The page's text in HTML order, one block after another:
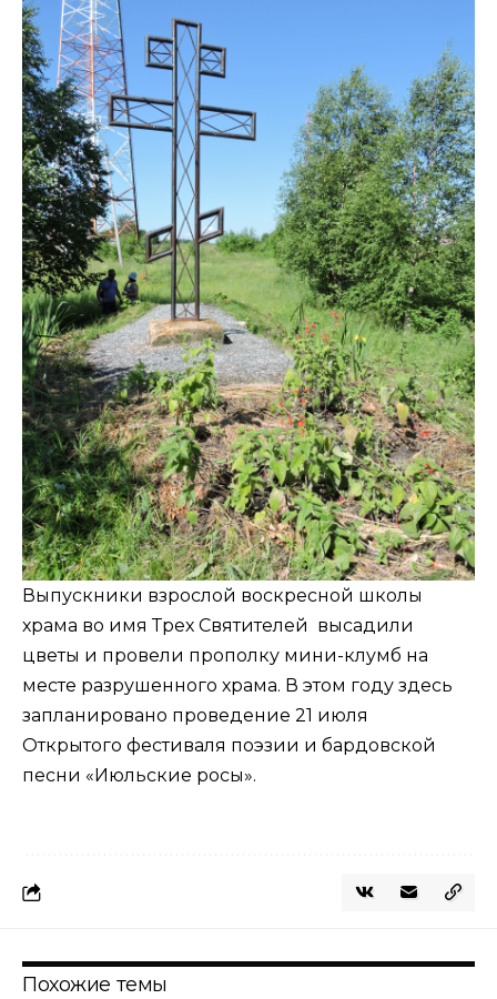
Выпускники взрослой воскресной школы
храма во имя Трех Святителей высадили
цветы и провели прополку мини-клумб на
месте разрушенного храма. В этом году здесь
запланировано проведение 21 июля
Открытого фестиваля поэзии и бардовской
песни «Июльские росы».
Похожие темы